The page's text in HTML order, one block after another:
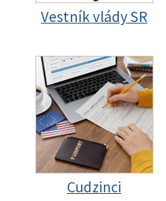
Vestník vlády SR
Cudzinci